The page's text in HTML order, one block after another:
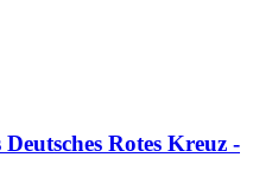
Rotes Kreuz -